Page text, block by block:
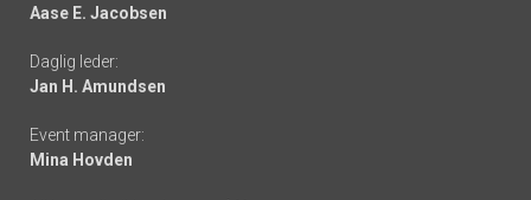
-
links
Aase E. Jacobsen
Daglig leder:
Jan H. Amundsen
Event manager:
Mina Hovden